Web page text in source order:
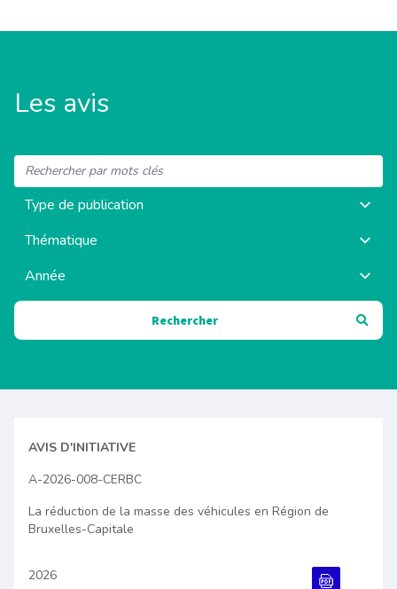
Consulter le fichier PDF
Consulter le fichier PDF
Les avis
Document PDF
AVIS D'INITIATIVE
A-2026-008-CERBC
La réduction de la masse des véhicules en Région de
Bruxelles-Capitale
2026